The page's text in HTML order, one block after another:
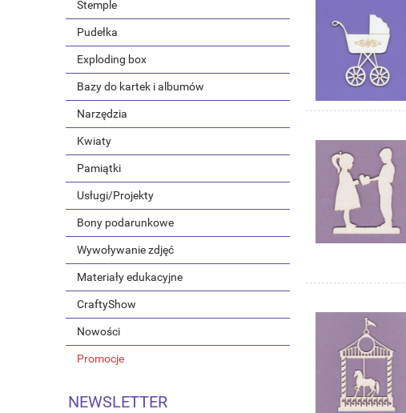
Stemple
Pudełka
Exploding box
Bazy do kartek i albumów
Narzędzia
Kwiaty
Pamiątki
Usługi/Projekty
Bony podarunkowe
Wywoływanie zdjęć
Materiały edukacyjne
CraftyShow
Nowości
Promocje
NEWSLETTER